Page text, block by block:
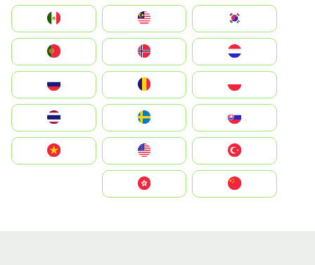
South Korea
Nederland
Portugal
România
Slovensko
United States
Vietnam